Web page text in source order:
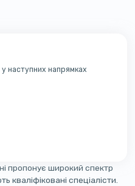
пропонує широкий спектр
кваліфіковані спеціалісти.
у наступних напрямках